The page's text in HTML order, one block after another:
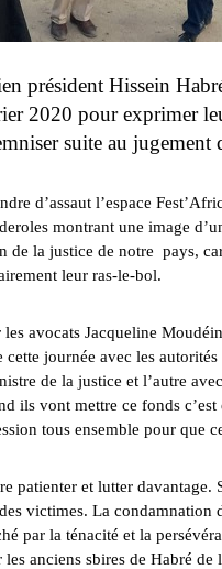
président Hissein
2020 pour exprimer
suite au jugement
d’assaut l’espace
montrant une image
de la justice de notre pays,
leur ras-le-bol.
avocats Jacqueline
cette journée avec les
de la justice et l’autre
ils vont mettre ce fonds
tous ensemble pour que
patienter et lutter
victimes. La
par la ténacité et la
les anciens sbires de Habré